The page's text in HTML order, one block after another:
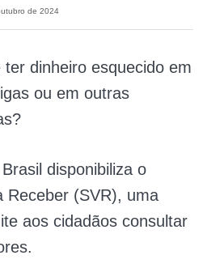
de 2024
dinheiro esquecido em
ou em outras
disponibiliza o
Receber (SVR), uma
aos cidadãos consultar